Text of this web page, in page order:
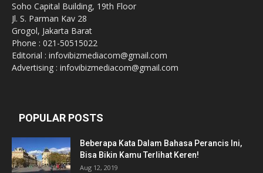
Soho Capital Building, 19th Floor
Jl. S. Parman Kav 28
Grogol, Jakarta Barat
Phone : 021-50515022
Editorial : infovibizmediacom@gmail.com
Advertising : infovibizmediacom@gmail.com
POPULAR POSTS
Beberapa Kata Dalam Bahasa Perancis Ini,
Bisa Bikin Kamu Terlihat Keren!
Aug 12, 2019